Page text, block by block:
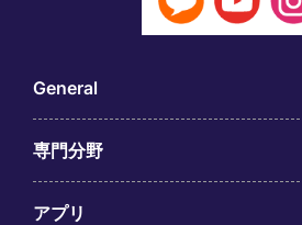
General
専門分野
アプリ